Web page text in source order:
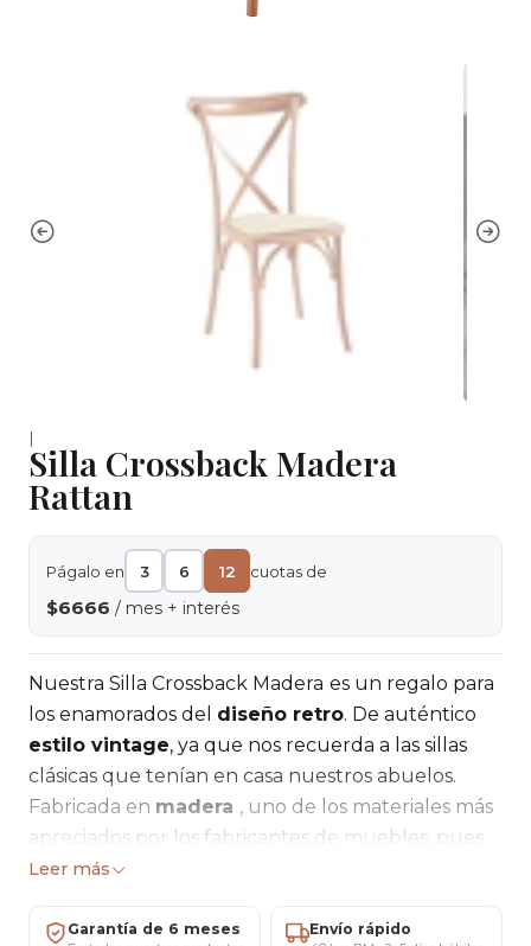
|
Silla Crossback Madera
Rattan
Págalo en 3 6 12 cuotas de
$6666 / mes + interés
Nuestra Silla Crossback Madera es un regalo para
los enamorados del diseño retro. De auténtico
estilo vintage, ya que nos recuerda a las sillas
clásicas que tenían en casa nuestros abuelos.
Fabricada en madera , uno de los materiales más
apreciados por los fabricantes de muebles, pues
se adapta perfectamente a ambientes húmedos.
origen vegetal, parecido al mimbre, pero mucho
Leer más
Garantía de 6 meses Envío rápido